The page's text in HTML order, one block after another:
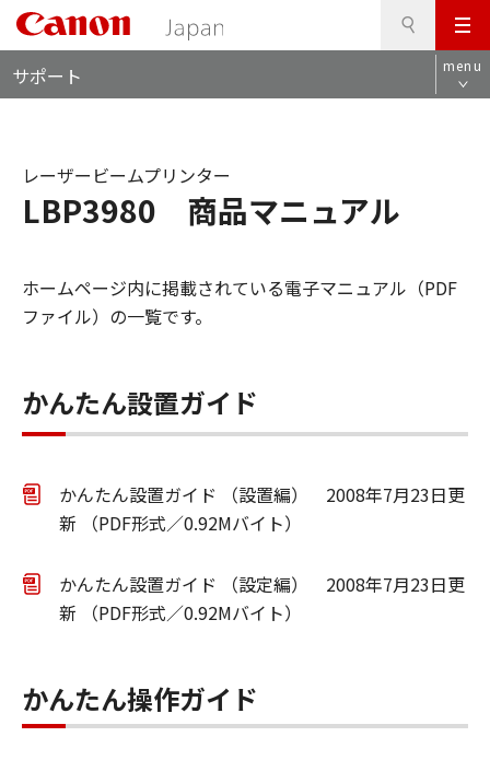
メ
ニ
ュ
サポート menu
LBP3980 商品マニュアル
レーザービームプリンター
ホームページ内に掲載されている電子マニュアル（PDF
ファイル）の一覧です。
かんたん設置ガイド
かんたん設置ガイド （設置編） 2008年7月23日更
新 （PDF形式／0.92Mバイト）
かんたん設置ガイド （設定編） 2008年7月23日更
新 （PDF形式／0.92Mバイト）
かんたん操作ガイド